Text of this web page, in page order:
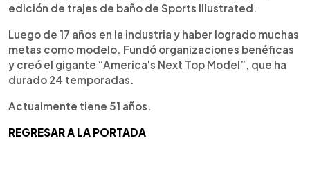
edición de trajes de baño de Sports Illustrated.
Luego de 17 años en la industria y haber logrado muchas
metas como modelo. Fundó organizaciones benéficas
y creó el gigante “America's Next Top Model”, que ha
durado 24 temporadas.
Actualmente tiene 51 años.
REGRESAR A LA PORTADA